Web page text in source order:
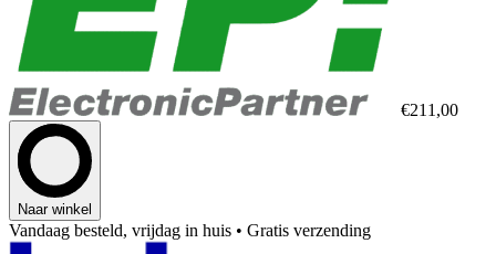
€211,00
Naar winkel
Vandaag besteld, vrijdag in huis • Gratis verzending